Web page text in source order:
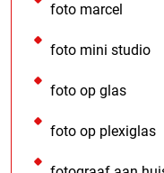
foto marcel
foto mini studio
foto op glas
foto op plexiglas